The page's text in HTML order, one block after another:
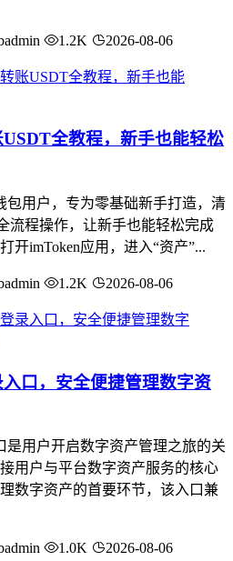
1.2K 2026-08-06
全教程，新手也能轻松
包用户，专为零基础新手打造，清
流程操作，让新手也能轻松完成
开imToken应用，进入“资产”...
1.2K 2026-08-06
口，安全便捷管理数字资
是用户开启数字资产管理之旅的关
用户与平台数字资产服务的核心
数字资产的首要环节，该入口兼
1.0K 2026-08-06